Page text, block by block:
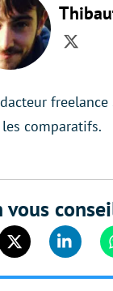
Twitter
freelance
comparatifs.
vous
Twitter Linkedin